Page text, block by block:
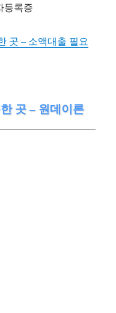
등록증
곳 – 소액대출 필요
곳 – 원데이론